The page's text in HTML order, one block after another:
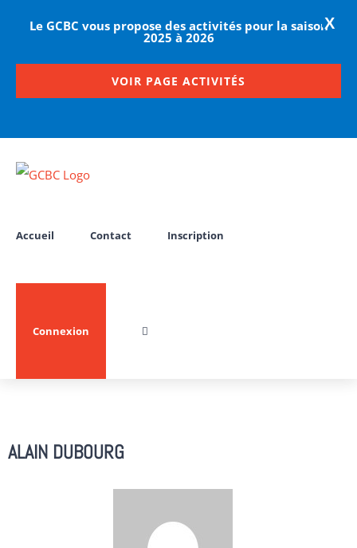
X
Le GCBC vous propose des activités pour la saison
2025 à 2026
VOIR PAGE ACTIVITÉS
Accueil Contact Inscription
Connexion
ALAIN DUBOURG